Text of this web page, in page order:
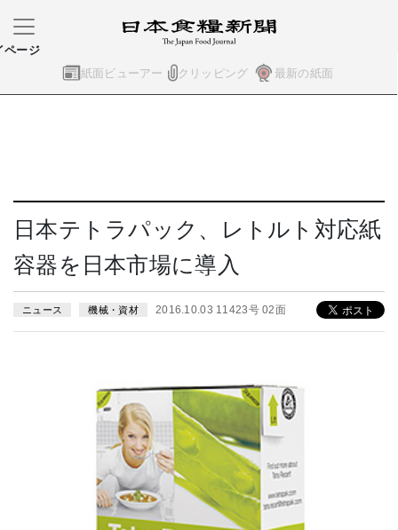
紙面ビューアー クリッピング 最新の紙面
ページ
日本テトラパック、レトルト対応紙
容器を日本市場に導入
ニュース 機械・資材 2016.10.03 11423号 02面